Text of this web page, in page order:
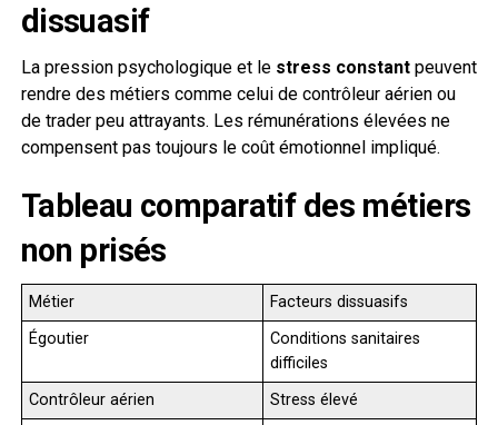
dissuasif
La pression psychologique et le stress constantpeuvent
rendre des métiers comme celui de contrôleur aérien ou
de trader peu attrayants. Les rémunérations élevées ne
compensent pas toujours le coût émotionnel impliqué.
Tableau comparatif des métiers
non prisés
Métier
Facteurs dissuasifs
Égoutier
Conditions sanitaires
difficiles
Contrôleur aérien
Stress élevé